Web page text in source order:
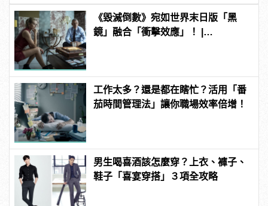
《毀滅倒數》宛如世界末日版「黑
鏡」融合「衝擊效應」！ |
工作太多？還是都在瞎忙？活用「番
茄時間管理法」讓你職場效率倍增！
男生喝喜酒該怎麼穿？上衣、褲子、
鞋子「喜宴穿搭」３項全攻略